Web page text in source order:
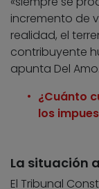
incremento de
realidad, el
contribuyente
apunta Del Amo.
¿Cuánto
los
La situación
El Tribunal